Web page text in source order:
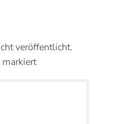
veröffentlicht.
markiert